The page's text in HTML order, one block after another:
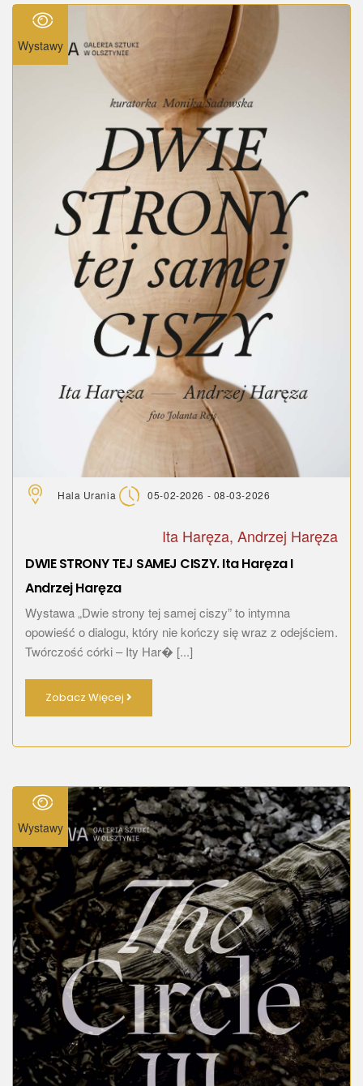
Wystawy
Hala Urania 05-02-2026 - 08-03-2026
Ita Haręza, Andrzej Haręza
DWIE STRONY TEJ SAMEJ CISZY. Ita Haręza I
Andrzej Haręza
Wystawa „Dwie strony tej samej ciszy” to intymna
opowieść o dialogu, który nie kończy się wraz z odejściem.
Twórczość córki – Ity Har� [...]
Zobacz Więcej
Wystawy